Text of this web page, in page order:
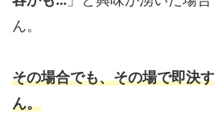
ん。
その場合でも、その場で即決
ん。